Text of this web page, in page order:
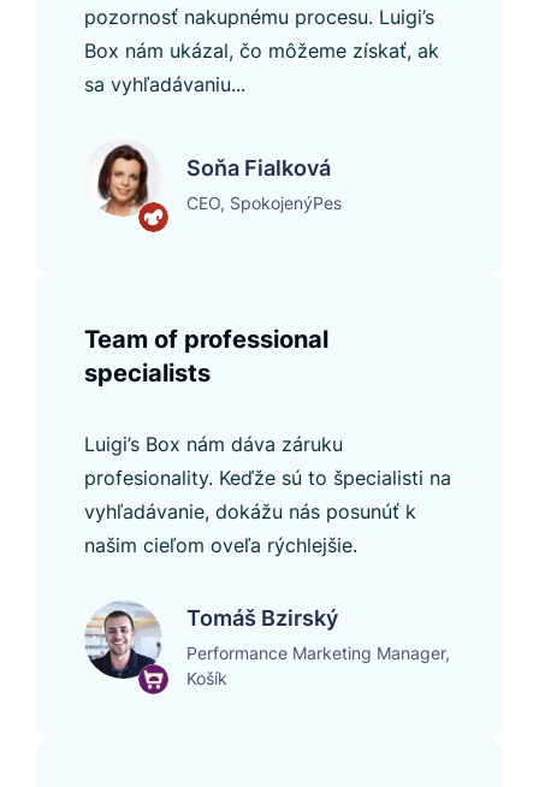
pozornosť nakupnému procesu. Luigi’s
Box nám ukázal, čo môžeme získať, ak
sa vyhľadávaniu...
Soňa Fialková
CEO, SpokojenýPes
Team of professional
specialists
Luigi’s Box nám dáva záruku
profesionality. Keďže sú to špecialisti na
vyhľadávanie, dokážu nás posunúť k
našim cieľom oveľa rýchlejšie.
Tomáš Bzirský
Performance Marketing Manager,
Košík